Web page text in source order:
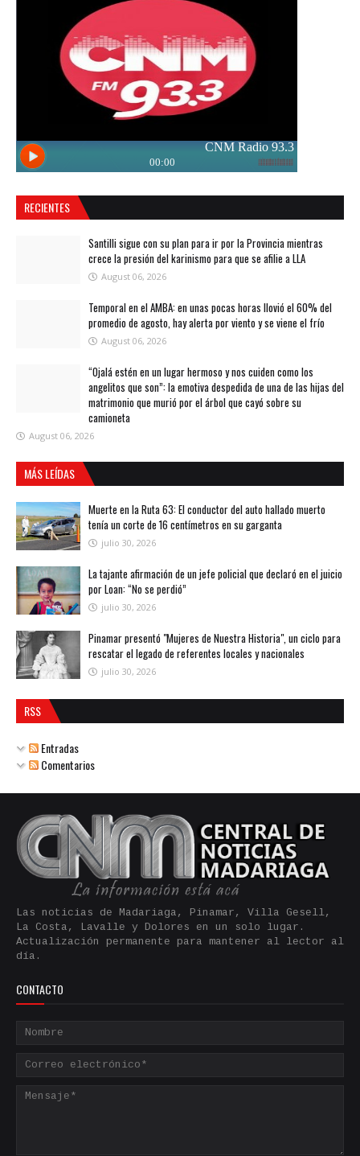
RECIENTES
Santilli sigue con su plan para ir por la Provincia mientras
crece la presión del karinismo para que se afilie a LLA
August 06, 2026
Temporal en el AMBA: en unas pocas horas llovió el 60% del
promedio de agosto, hay alerta por viento y se viene el frío
August 06, 2026
“Ojalá estén en un lugar hermoso y nos cuiden como los
angelitos que son”: la emotiva despedida de una de las hijas del
matrimonio que murió por el árbol que cayó sobre su
camioneta
August 06, 2026
MÁS LEÍDAS
Muerte en la Ruta 63: El conductor del auto hallado muerto
tenía un corte de 16 centímetros en su garganta
julio 30, 2026
La tajante afirmación de un jefe policial que declaró en el juicio
por Loan: “No se perdió”
julio 30, 2026
Pinamar presentó "Mujeres de Nuestra Historia", un ciclo para
rescatar el legado de referentes locales y nacionales
julio 30, 2026
RSS
Entradas
Comentarios
Las noticias de Madariaga, Pinamar, Villa Gesell,
La Costa, Lavalle y Dolores en un solo lugar.
Actualización permanente para mantener al lector al
día.
CONTACTO